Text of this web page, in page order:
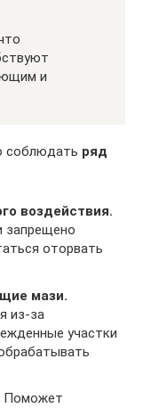
и
соблюдать ряд
воздействия.
запрещено
оторвать
мази.
из-за
участки
Поможет